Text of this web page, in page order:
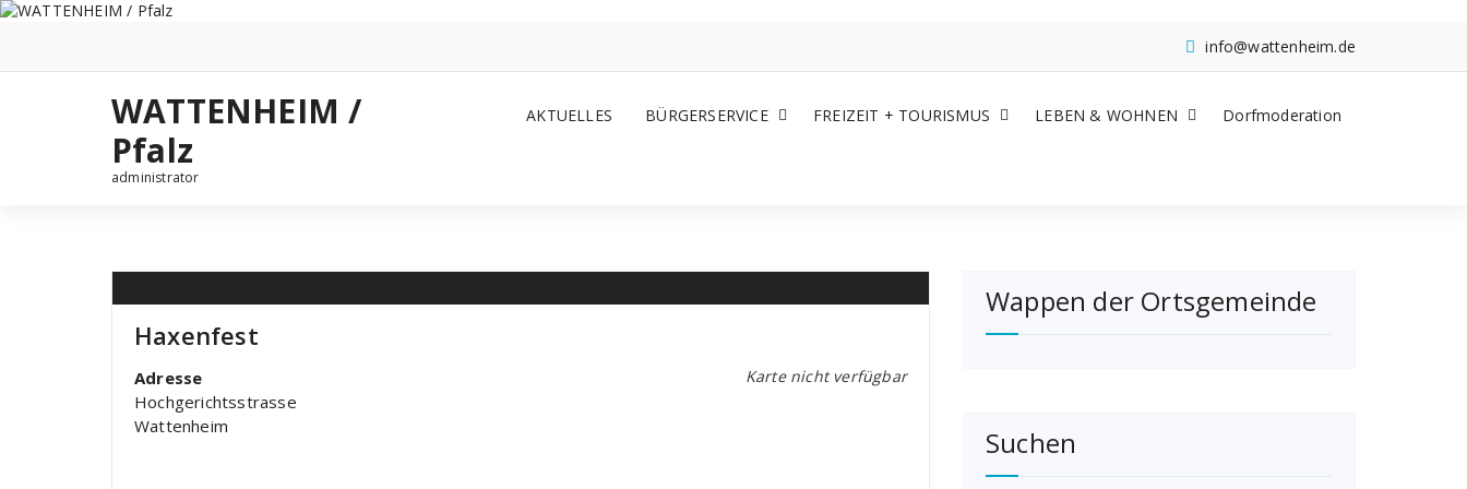
Zum
info@wattenheim.de
WATTENHEIM /
Pfalz
administrator
AKTUELLES BÜRGERSERVICE FREIZEIT + TOURISMUS LEBEN & WOHNEN Dorfmoderation
Haxenfest
Karte nicht verfügbar
Adresse
Hochgerichtsstrasse
Wattenheim
Wappen der Ortsgemeinde
Suchen